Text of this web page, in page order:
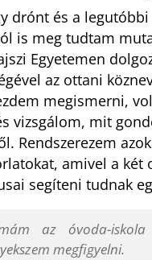
drónt és a
is meg tudtam
Egyetemen
az ottani
megismerni,
vizsgálom, mit
Rendszerezem
amivel a két
segíteni tudnak
az óvoda-iskola
megfigyelni.